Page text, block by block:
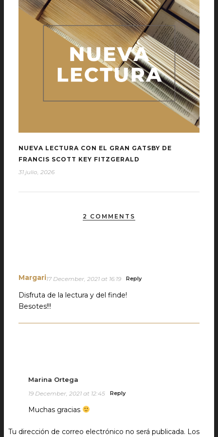
NUEVA LECTURA CON EL GRAN GATSBY DE
FRANCIS SCOTT KEY FITZGERALD
31 julio, 2026
2 COMMENTS
Margari17 December, 2021 at 16:19 Reply
Disfruta de la lectura y del finde!
Besotes!!!
Marina Ortega
19 December, 2021 at 12:45 Reply
Muchas gracias
Tu dirección de correo electrónico no será publicada. Los